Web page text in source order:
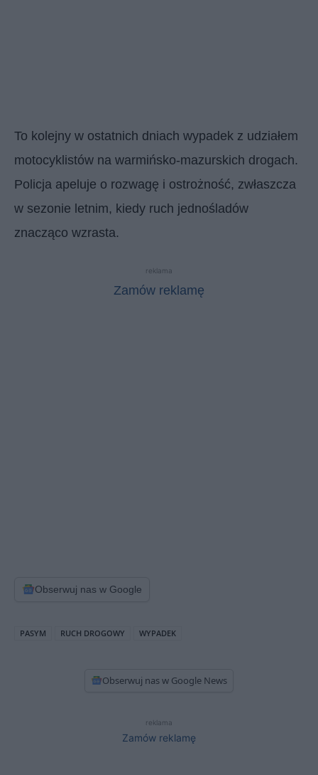
To kolejny w ostatnich dniach wypadek z udziałem
motocyklistów na warmińsko-mazurskich drogach.
Policja apeluje o rozwagę i ostrożność, zwłaszcza
w sezonie letnim, kiedy ruch jednośladów
znacząco wzrasta.
reklama
Zamów reklamę
Obserwuj nas w Google
PASYM RUCH DROGOWY WYPADEK
Obserwuj nas w Google News
reklama
Zamów reklamę